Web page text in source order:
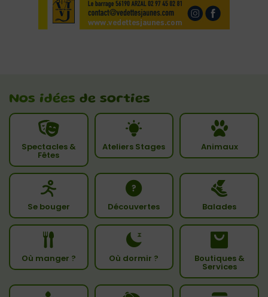
Nos idées de sorties
Spectacles &
Fêtes
Ateliers Stages Animaux
Se bouger Découvertes Balades
Où manger ? Où dormir ? Boutiques &
Services